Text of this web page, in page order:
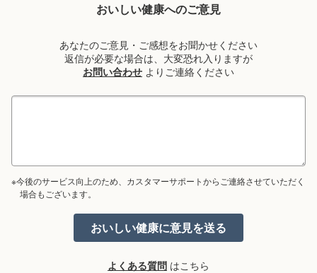
おいしい健康へのご意見
あなたのご意見・ご感想をお聞かせください
返信が必要な場合は、大変恐れ入りますが
お問い合わせ よりご連絡ください
※今後のサービス向上のため、カスタマーサポートからご連絡させていただく
場合もございます。
よくある質問 はこちら